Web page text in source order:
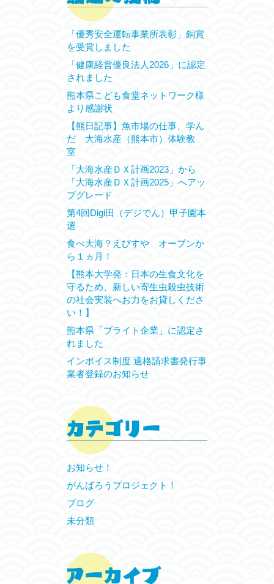
「優秀安全運転事業所表彰」銅賞
を受賞しました
「健康経営優良法人2026」に認定
されました
熊本県こども食堂ネットワーク様
より感謝状
【熊日記事】魚市場の仕事、学ん
だ 大海水産（熊本市）体験教
室
「大海水産ＤＸ計画2023」から
「大海水産ＤＸ計画2025」へアッ
プグレード
第4回Digi田（デジでん）甲子園本
選
食べ大海？えびすや オープンか
ら１ヵ月！
【熊本大学発：日本の生食文化を
守るため、新しい寄生虫殺虫技術
の社会実装へお力をお貸しくださ
い！】
熊本県「ブライト企業」に認定さ
れました
インボイス制度 適格請求書発行事
業者登録のお知らせ
お知らせ！
がんばろうプロジェクト！
ブログ
未分類